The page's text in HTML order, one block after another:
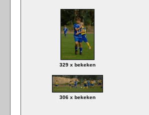
329 x bekeken
306 x bekeken